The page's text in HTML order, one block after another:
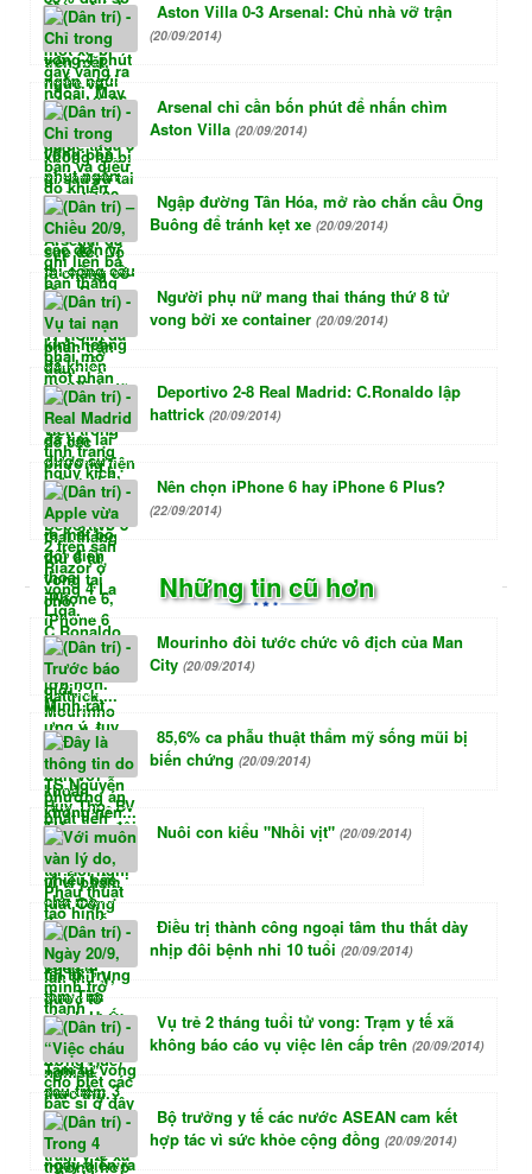
Aston Villa 0-3 Arsenal: Chủ nhà vỡ trận
(20/09/2014)
Arsenal chỉ cần bốn phút để nhấn chìm
Aston Villa (20/09/2014)
Ngập đường Tân Hóa, mở rào chắn cầu Ông
Buông để tránh kẹt xe (20/09/2014)
Người phụ nữ mang thai tháng thứ 8 tử
vong bởi xe container (20/09/2014)
Deportivo 2-8 Real Madrid: C.Ronaldo lập
hattrick (20/09/2014)
Nên chọn iPhone 6 hay iPhone 6 Plus?
(22/09/2014)
Những tin cũ hơn
Mourinho đòi tước chức vô địch của Man
City (20/09/2014)
85,6% ca phẫu thuật thẩm mỹ sống mũi bị
biến chứng (20/09/2014)
Nuôi con kiểu "Nhồi vịt" (20/09/2014)
Điều trị thành công ngoại tâm thu thất dày
nhịp đôi bệnh nhi 10 tuổi (20/09/2014)
Vụ trẻ 2 tháng tuổi tử vong: Trạm y tế xã
không báo cáo vụ việc lên cấp trên (20/09/2014)
Bộ trưởng y tế các nước ASEAN cam kết
hợp tác vì sức khỏe cộng đồng (20/09/2014)